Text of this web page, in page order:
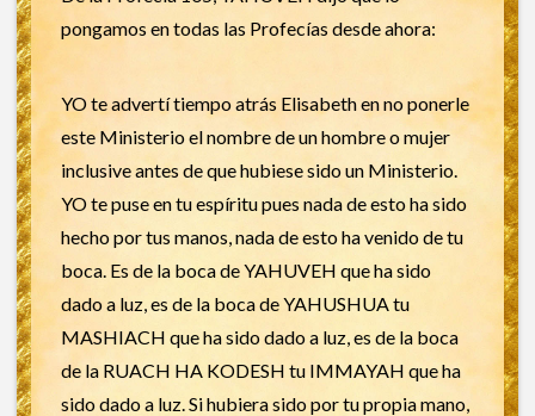
pongamos en todas las Profecías desde ahora:
YO te advertí tiempo atrás Elisabeth en no ponerle
este Ministerio el nombre de un hombre o mujer
inclusive antes de que hubiese sido un Ministerio.
YO te puse en tu espíritu pues nada de esto ha sido
hecho por tus manos, nada de esto ha venido de tu
boca. Es de la boca de YAHUVEH que ha sido
dado a luz, es de la boca de YAHUSHUA tu
MASHIACH que ha sido dado a luz, es de la boca
de la RUACH HA KODESH tu IMMAYAH que ha
sido dado a luz. Si hubiera sido por tu propia mano,